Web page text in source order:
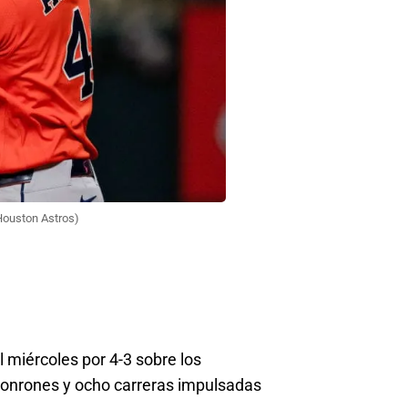
Astros)
miércoles por 4-3 sobre los
y ocho carreras impulsadas